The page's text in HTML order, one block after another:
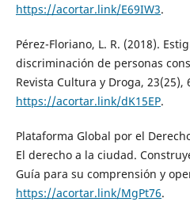
https://acortar.link/E69IW3.
Pérez-Floriano, L. R. (2018).
discriminación de personas
Revista Cultura y Droga, 23(25),
https://acortar.link/dK15EP.
Plataforma Global por el
El derecho a la ciudad.
Guía para su comprensión y
https://acortar.link/MgPt76.